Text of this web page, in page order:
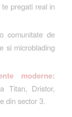
pregati real in
comunitate de
si microblading
moderne:
Titan, Dristor,
din sector 3.